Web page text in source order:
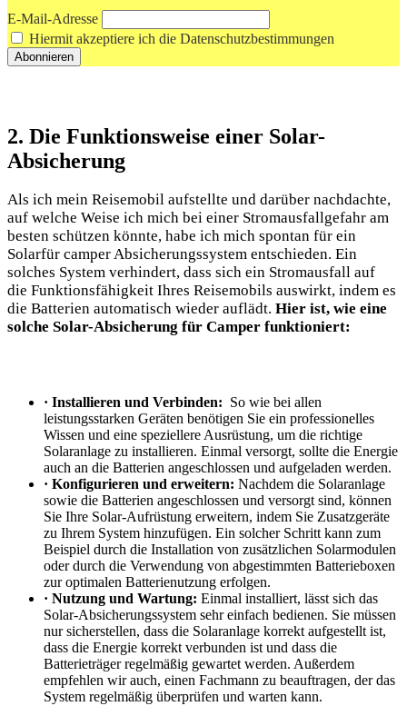
E-Mail-Adresse
Hiermit akzeptiere ich die Datenschutzbestimmungen
2.‌ Die Funktionsweise einer​ Solar-
Absicherung
Als ich mein Reisemobil aufstellte und darüber nachdachte,
auf welche Weise ich mich​ bei einer Stromausfallgefahr ⁣am
besten​ schützen könnte, habe ich mich ⁢spontan‍ für ein
Solarfür camper Absicherungssystem entschieden. Ein
‍solches System verhindert, dass sich ⁤ein Stromausfall auf
die Funktionsfähigkeit Ihres Reisemobils auswirkt, indem es⁤
die Batterien automatisch wieder‌ auflädt. Hier ist, wie eine
‍solche Solar-Absicherung für Camper​ funktioniert:
· Installieren und Verbinden: ⁢ So wie bei ⁣allen
leistungsstarken‌ Geräten benötigen Sie ein professionelles
Wissen und eine speziellere Ausrüstung, um die richtige
Solaranlage zu installieren. Einmal versorgt, sollte ‍die Energie
auch⁣ an ⁢die Batterien⁣ angeschlossen und aufgeladen ⁣werden.
· Konfigurieren⁣ und erweitern: Nachdem die Solaranlage
⁤sowie ⁤die Batterien angeschlossen und versorgt sind, können
Sie Ihre Solar-Aufrüstung erweitern, indem⁢ Sie Zusatzgeräte
zu Ihrem System hinzufügen. Ein solcher ‌Schritt kann⁢ zum
Beispiel durch die Installation von​ zusätzlichen Solarmodulen
oder durch die Verwendung von abgestimmten Batterieboxen
zur optimalen Batterienutzung erfolgen.
· ⁤Nutzung ⁢und Wartung: Einmal installiert, lässt sich ⁢das
Solar-Absicherungssystem sehr einfach⁣ bedienen. Sie müssen
nur sicherstellen, dass die Solaranlage⁢ korrekt aufgestellt ist,
dass die​ Energie korrekt verbunden⁤ ist und ⁢dass die
Batterieträger regelmäßig gewartet werden. Außerdem⁢
empfehlen wir auch, einen Fachmann zu beauftragen, der das
System regelmäßig überprüfen und ​warten ​kann.